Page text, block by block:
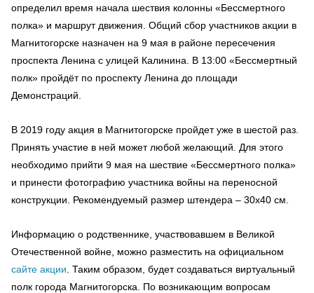
определил время начала шествия колонны «Бессмертного
полка» и маршрут движения. Общий сбор участников акции в
Магнитогорске назначен на 9 мая в районе пересечения
проспекта Ленина с улицей Калинина. В 13:00 «Бессмертный
полк» пройдёт по проспекту Ленина до площади
Демонстраций.
В 2019 году акция в Магнитогорске пройдет уже в шестой раз.
Принять участие в ней может любой желающий. Для этого
необходимо прийти 9 мая на шествие «Бессмертного полка»
и принести фотографию участника войны на переносной
конструкции. Рекомендуемый размер штендера – 30х40 см.
Информацию о родственнике, участвовавшем в Великой
Отечественной войне, можно разместить на официальном
сайте акции . Таким образом, будет создаваться виртуальный
полк города Магнитогорска. По возникающим вопросам